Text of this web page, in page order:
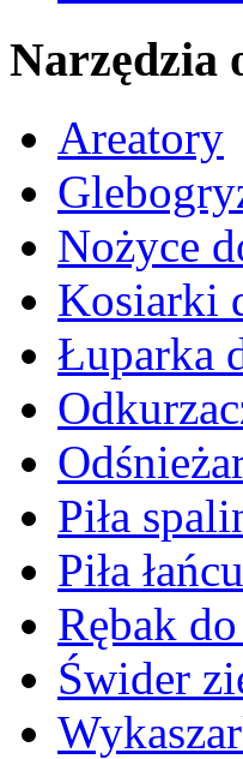
Narzędzia
Areatory
Nożyce
Kosiarki
Łuparka
Piła
Piła
Rębak do
Świder